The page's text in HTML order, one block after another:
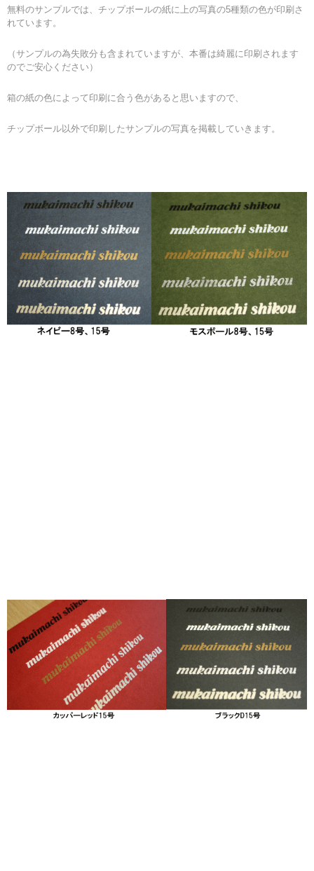
無料のサンプルでは、チップボールの紙に上の写真の5種類の色が印刷さ
れています。
（サンプルの為失敗分も含まれていますが、本番は綺麗に印刷されます
のでご安心ください）
箱の紙の色によって印刷に合う色があると思いますので、
チップボール以外で印刷したサンプルの写真を掲載していきます。